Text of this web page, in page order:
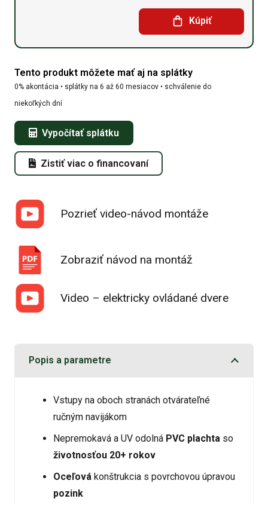
Oblúková
hala
x
Kúpiť
Tento produkt môžete mať aj na splátky
0% akontácia • splátky na 6 až 60 mesiacov • schválenie do
niekoľkých dní
Vypočítať splátku
Zistiť viac o financovaní
Pozrieť video-návod montáže
Zobraziť návod na montáž
Video – elektricky ovládané dvere
Popis a parametre
Vstupy na oboch stranách otvárateľné
ručným navijákom
Nepremokavá a UV odolná PVC plachta so
životnosťou 20+ rokov
Oceľová konštrukcia s povrchovou úpravou
pozink